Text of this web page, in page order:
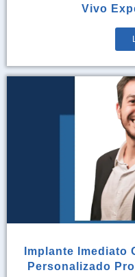
Vivo
Implante Imediato
Personalizado